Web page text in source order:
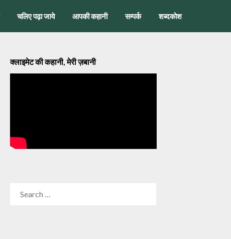
चलिए पढ़ा जाये आपकी कहानी सम्पर्क शब्दकोश
क्लाइमेट की कहानी, मेरी ज़बानी